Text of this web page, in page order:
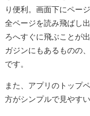
り便利。画面下にペー
全ページを読み飛ばし
ろへすぐに飛ぶことが
ガジンにもあるものの
です。
また、アプリのトップ
方がシンプルで見やす